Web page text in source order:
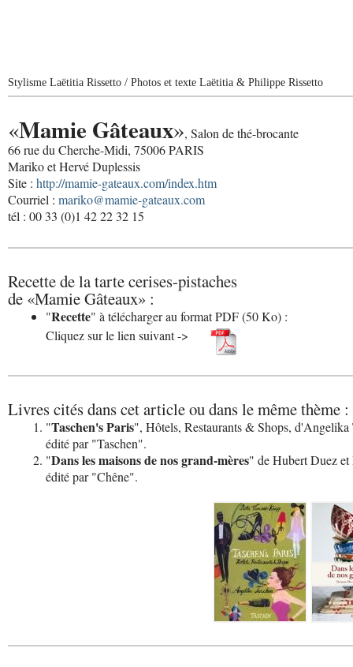
Stylisme Laëtitia Rissetto / Photos et texte Laëtitia & Philippe Rissetto
«Mamie Gâteaux», Salon de thé-brocante
66 rue du Cherche-Midi, 75006 PARIS
Mariko et Hervé Duplessis
Site : http://mamie-gateaux.com/index.htm
Courriel : mariko@mamie-gateaux.com
tél : 00 33 (0)1 42 22 32 15
Recette de la tarte cerises-pistaches
de «Mamie Gâteaux» :
"Recette" à télécharger au format PDF (50 Ko) :
Cliquez sur le lien suivant ->
Livres cités dans cet article ou dans le même thème :
"Taschen's Paris", Hôtels, Restaurants & Shops,
édité par "Taschen".
"Dans les maisons de nos grand-mères" de Hubert Duez et
édité par "Chêne".